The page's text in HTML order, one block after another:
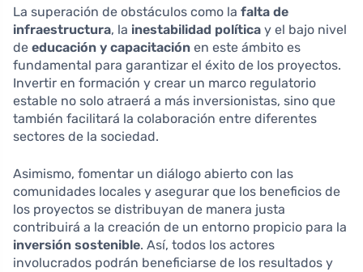
La superación de obstáculos como la falta de
infraestructura, la inestabilidad política y el bajo nivel
de educación y capacitación en este ámbito es
fundamental para garantizar el éxito de los proyectos.
Invertir en formación y crear un marco regulatorio
estable no solo atraerá a más inversionistas, sino que
también facilitará la colaboración entre diferentes
sectores de la sociedad.
Asimismo, fomentar un diálogo abierto con las
comunidades locales y asegurar que los beneficios de
los proyectos se distribuyan de manera justa
contribuirá a la creación de un entorno propicio para la
inversión sostenible. Así, todos los actores
involucrados podrán beneficiarse de los resultados y